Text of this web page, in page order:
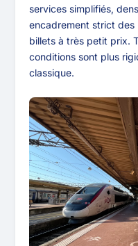
services simplifiés,
encadrement strict
billets à très petit prix.
conditions sont plus
classique.